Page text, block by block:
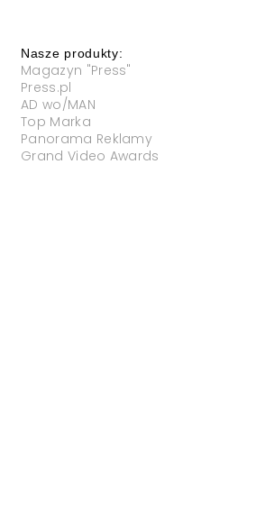
Nasze produkty:
Magazyn "Press"
Press.pl
AD wo/MAN
Top Marka
Panorama Reklamy
Grand Video Awards